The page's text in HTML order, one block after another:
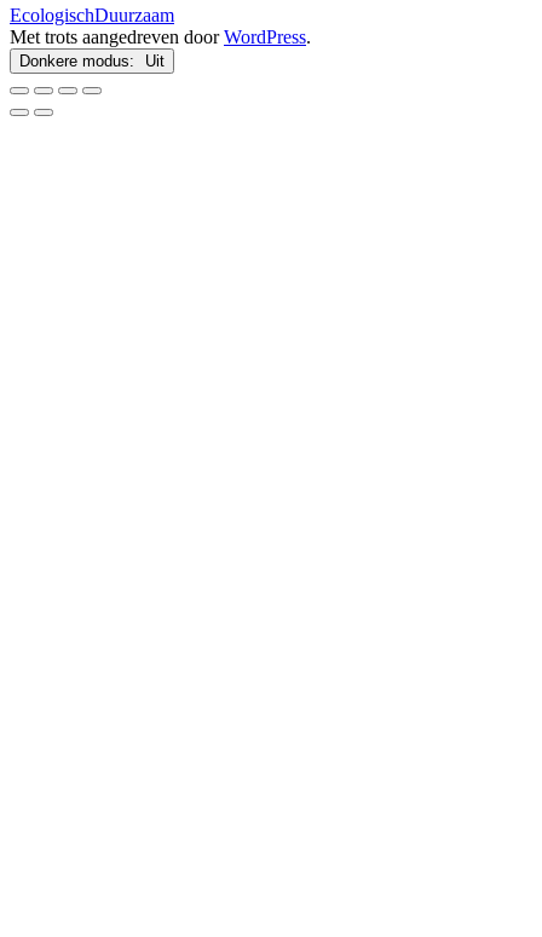
EcologischDuurzaam
Met trots aangedreven doorWordPress.
Donkere modus: